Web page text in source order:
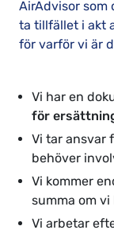
AirAdvisor som
ta tillfället i akt
för varför vi är
Vi har en
för
Vi tar ansvar
behöver
Vi kommer
summa om
Vi arbetar